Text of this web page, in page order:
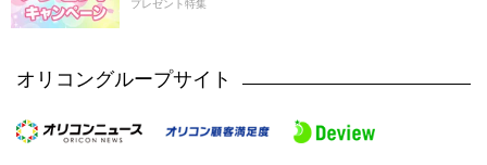
プレゼント特集
オリコングループサイト